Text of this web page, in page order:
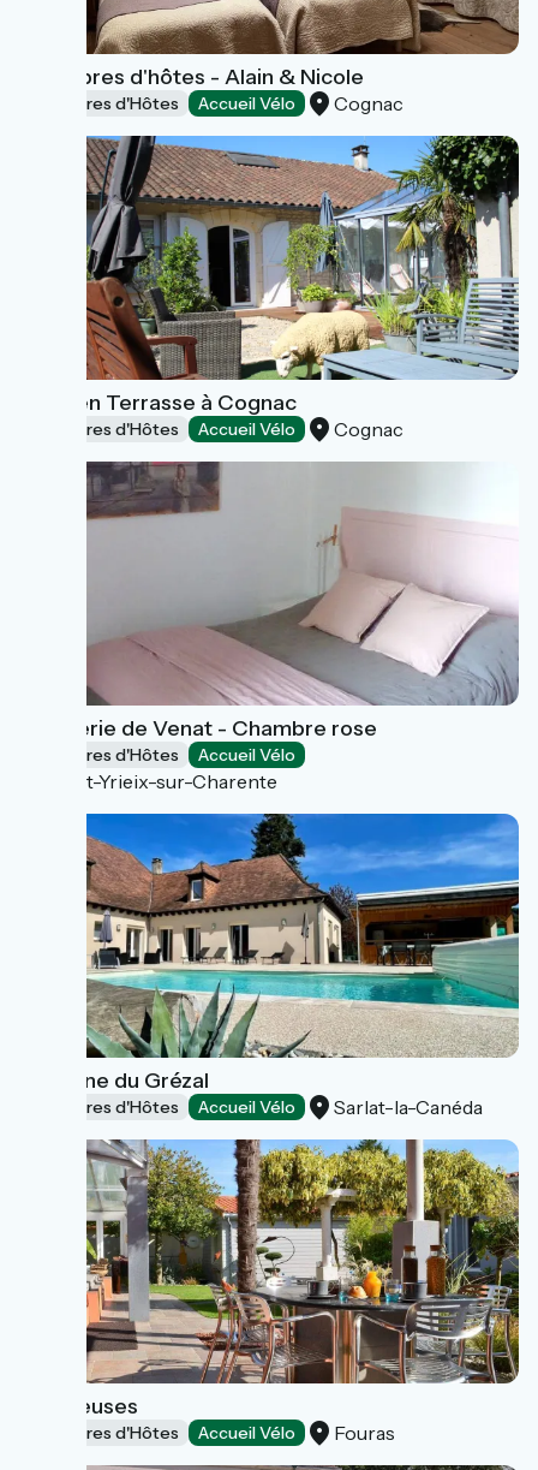
Chambres d'hôtes - Alain & Nicole
Chambres d'Hôtes Accueil Vélo Cognac
Suite en Terrasse à Cognac
Chambres d'Hôtes Accueil Vélo Cognac
L'Epicerie de Venat - Chambre rose
Chambres d'Hôtes Accueil Vélo
Saint-Yrieix-sur-Charente
Domaine du Grézal
Chambres d'Hôtes Accueil Vélo Sarlat-la-Canéda
Les Rieuses
Chambres d'Hôtes Accueil Vélo Fouras